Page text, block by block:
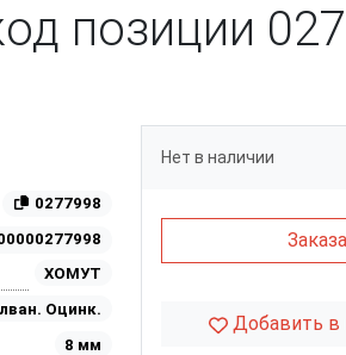
позиции
0277998
ХОМУТ
Оцинк.
8 мм
Нет в наличии
Добавить в